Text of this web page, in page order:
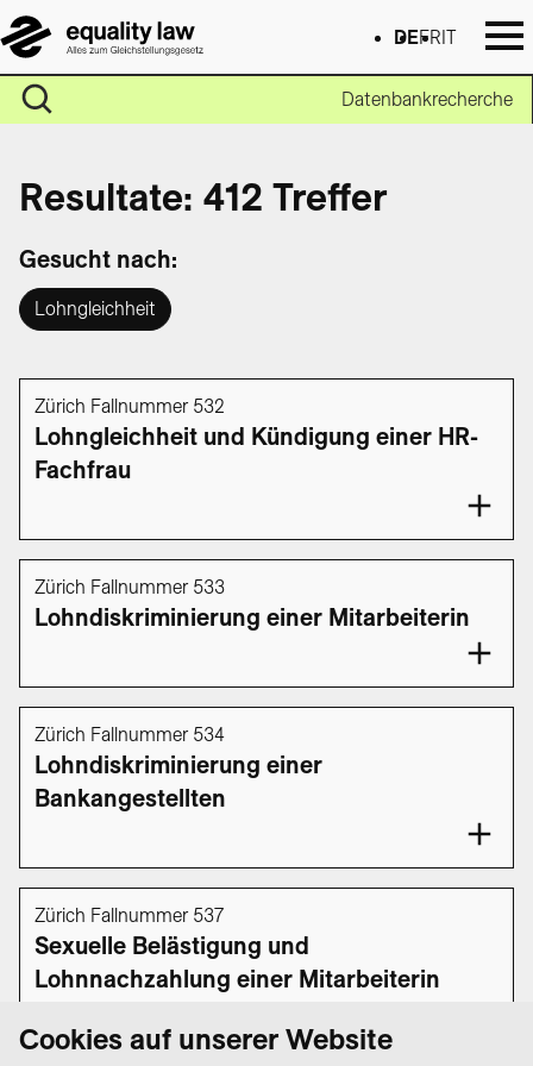
DEFR IT
Datenbankrecherche
Resultate: 412 Treffer
Gesucht nach:
Lohngleichheit
Zürich Fallnummer 532
Lohngleichheit und Kündigung einer HR-
Fachfrau
Zürich Fallnummer 533
Lohndiskriminierung einer Mitarbeiterin
Zürich Fallnummer 534
Lohndiskriminierung einer
Bankangestellten
Zürich Fallnummer 537
Sexuelle Belästigung und
Lohnnachzahlung einer Mitarbeiterin
Cookies auf unserer Website